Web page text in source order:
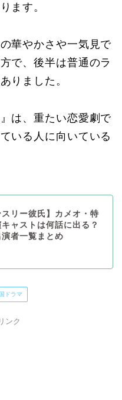
ます。
華やかさや一気見で
で、後半は普通のラ
りました。
は、重たい恋愛劇で
いる人に向いている
スリー彼氏】カメオ・特
ャストは何話に出る？
者一覧まとめ
ドラマ
ンク